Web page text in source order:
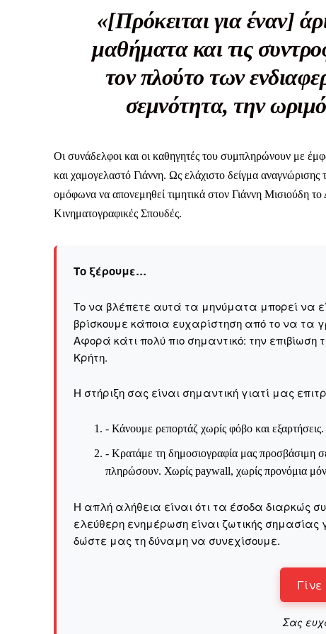
Το να βλέπετε αυτά τα
βρίσκουμε κάποια
πολύ πιο σημαντικό: την
- Κάνουμε ρεπορτάζ
αποσιωπήσουμε.
- Κρατάμε τη
ικανότητα να
Η απλή αλήθεια είναι
ενημέρωση είναι
«[Πρόκειται για έναν]
μαθήματα και τις
τον πλούτο των
σεμνότητα, την
Οι συνάδελφοι και οι καθηγητές του συμπληρώνουν με
και χαμογελαστό Γιάννη. Ως ελάχιστο δείγμα
ομόφωνα να απονεμηθεί τιμητικά στον Γιάννη Μισιούδη
Κινηματογραφικές Σπουδές.
Το ξέρουμε…
Το να βλέπετε αυτά τα μηνύματα μπορεί να
βρίσκουμε κάποια ευχαρίστηση από το να
Αφορά κάτι πολύ πιο σημαντικό: την
Kρήτη.
Η στήριξη σας είναι σημαντική γιατί μας
- Κάνουμε ρεπορτάζ χωρίς φόβο και
- Κρατάμε τη δημοσιογραφία μας προσβάσιμη
πληρώσουν. Χωρίς paywall, χωρίς προνόμια
Η απλή αλήθεια είναι ότι τα έσοδα διαρκώς
ελεύθερη ενημέρωση είναι ζωτικής σημασίας
δώστε μας τη δύναμη να συνεχίσουμε.
Σας